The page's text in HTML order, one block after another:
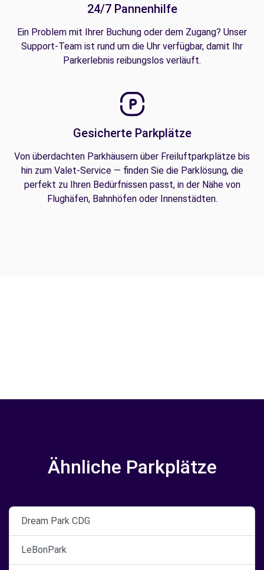
24/7 Pannenhilfe
Ein Problem mit Ihrer Buchung oder dem Zugang? Unser
Support-Team ist rund um die Uhr verfügbar, damit Ihr
Parkerlebnis reibungslos verläuft.
Gesicherte Parkplätze
Von überdachten Parkhäusern über Freiluftparkplätze bis
hin zum Valet-Service — finden Sie die Parklösung, die
perfekt zu Ihren Bedürfnissen passt, in der Nähe von
Flughäfen, Bahnhöfen oder Innenstädten.
Ähnliche Parkplätze
Dream Park CDG
LeBonPark